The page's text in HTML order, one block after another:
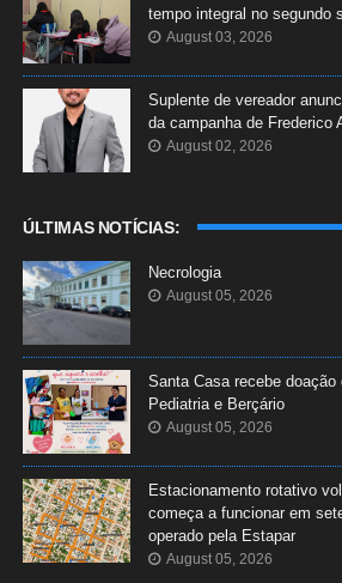
tempo integral no segundo
August 03, 2026
Suplente de vereador
da campanha de Frederico
August 02, 2026
ÚLTIMAS NOTÍCIAS:
Necrologia
August 05, 2026
Santa Casa recebe doação
Pediatria e Berçário
August 05, 2026
Estacionamento rotativo
começa a funcionar em
operado pela Estapar
August 05, 2026